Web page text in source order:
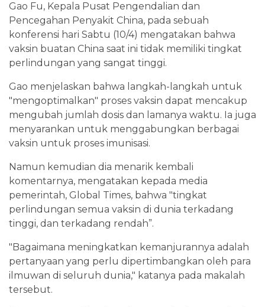
Gao Fu, Kepala Pusat Pengendalian dan
Pencegahan Penyakit China, pada sebuah
konferensi hari Sabtu (10/4) mengatakan bahwa
vaksin buatan China saat ini tidak memiliki tingkat
perlindungan yang sangat tinggi.
Gao menjelaskan bahwa langkah-langkah untuk
"mengoptimalkan" proses vaksin dapat mencakup
mengubah jumlah dosis dan lamanya waktu. Ia juga
menyarankan untuk menggabungkan berbagai
vaksin untuk proses imunisasi.
Namun kemudian dia menarik kembali
komentarnya, mengatakan kepada media
pemerintah, Global Times, bahwa "tingkat
perlindungan semua vaksin di dunia terkadang
tinggi, dan terkadang rendah”.
"Bagaimana meningkatkan kemanjurannya adalah
pertanyaan yang perlu dipertimbangkan oleh para
ilmuwan di seluruh dunia," katanya pada makalah
tersebut.